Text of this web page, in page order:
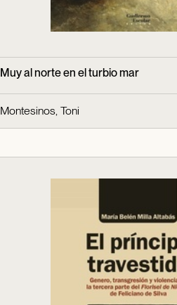
Muy al norte en el turbio mar
Montesinos, Toni